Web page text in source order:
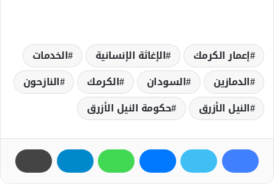
إعمار الكرمك الإغاثة الإنسانية
الخدمات
الدمازين
السودان الكرمك
النازحون
النيل الأزرق
حكومة النيل الأزرق